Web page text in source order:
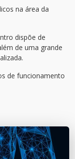
na área da
dispõe de
de uma grande
de funcionamento